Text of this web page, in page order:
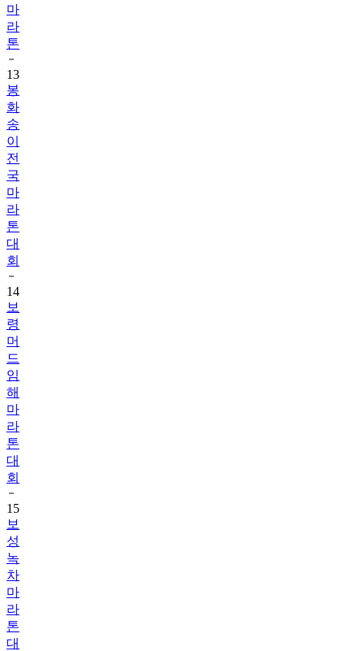
마
라
톤
13
봉
화
송
이
전
국
마
라
톤
대
회
14
보
령
머
드
임
해
마
라
톤
대
회
15
보
성
녹
차
마
라
톤
대